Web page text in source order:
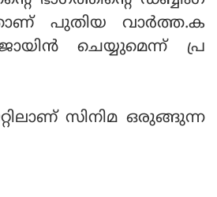
പുതിയ വാര്‍ത്ത.ക
ചെയ്യുമെന്ന് പ്ര
സിനിമ ഒരുങ്ങുന്ന